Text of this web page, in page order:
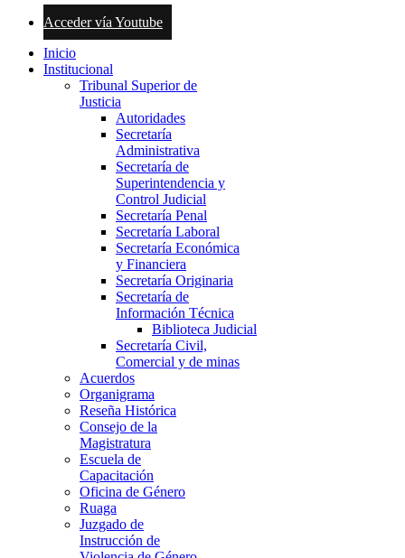
Acceder vía Youtube
Inicio
Institucional
Tribunal Superior de
Justicia
Autoridades
Secretaría
Administrativa
Secretaría de
Superintendencia y
Control Judicial
Secretaría Penal
Secretaría Laboral
Secretaría Económica
y Financiera
Secretaría Originaria
Secretaría de
Información Técnica
Biblioteca Judicial
Secretaría Civil,
Comercial y de minas
Acuerdos
Organigrama
Reseña Histórica
Consejo de la
Magistratura
Escuela de
Capacitación
Oficina de Género
Ruaga
Juzgado de
Instrucción de